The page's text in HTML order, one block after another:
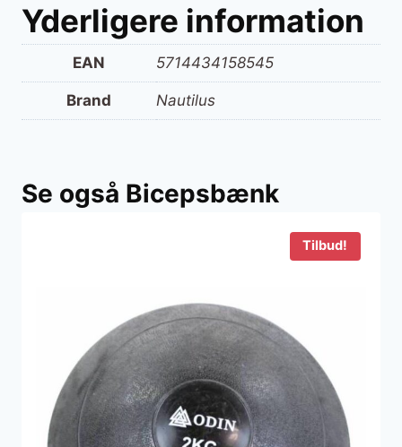
Yderligere information
EAN 5714434158545
Brand Nautilus
Se også Bicepsbænk
Tilbud!